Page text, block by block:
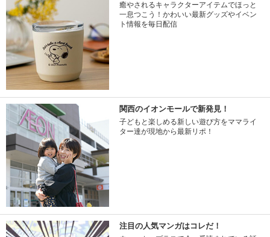
癒やされるキャラクターアイテムでほっと
一息つこう！かわいい最新グッズやイベン
ト情報を毎日配信
関西のイオンモールで新発見！
子どもと楽しめる新しい遊び方をママライ
ター達が現地から最新リポ！
注目の人気マンガはコレだ！